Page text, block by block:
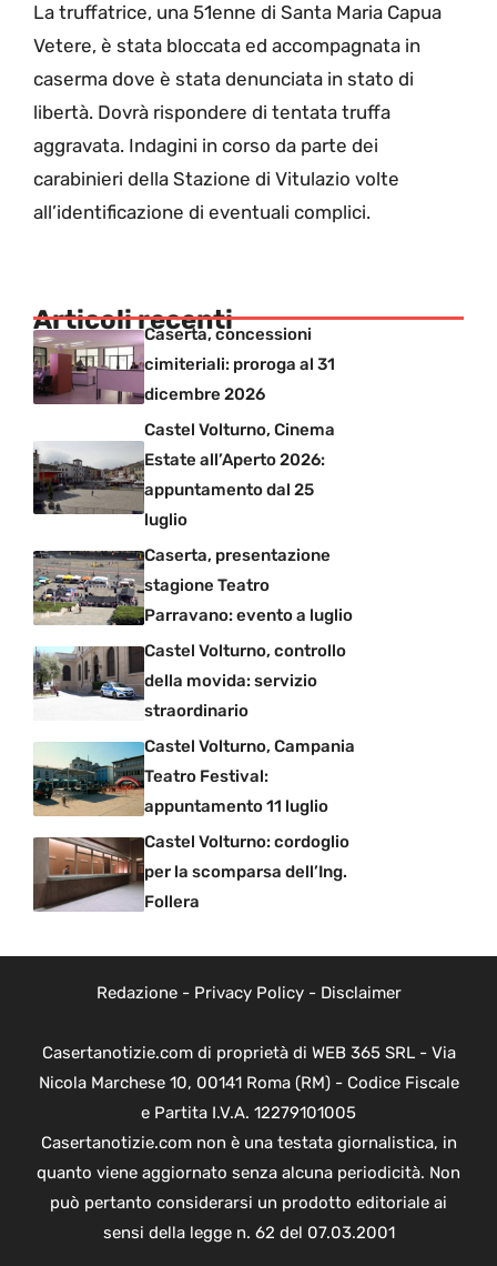
La truffatrice, una 51enne di Santa Maria Capua
Vetere, è stata bloccata ed accompagnata in
caserma dove è stata denunciata in stato di
libertà. Dovrà rispondere di tentata truffa
aggravata. Indagini in corso da parte dei
carabinieri della Stazione di Vitulazio volte
all’identificazione di eventuali complici.
Articoli recenti
Caserta, concessioni
cimiteriali: proroga al 31
dicembre 2026
Castel Volturno, Cinema
Estate all’Aperto 2026:
appuntamento dal 25
luglio
Caserta, presentazione
stagione Teatro
Parravano: evento a luglio
Castel Volturno, controllo
della movida: servizio
straordinario
Castel Volturno, Campania
Teatro Festival:
appuntamento 11 luglio
Castel Volturno: cordoglio
per la scomparsa dell’Ing.
Follera
Redazione- Privacy Policy- Disclaimer
Casertanotizie.com di proprietà di WEB 365 SRL - Via
Nicola Marchese 10, 00141 Roma (RM) - Codice Fiscale
e Partita I.V.A. 12279101005
Casertanotizie.com non è una testata giornalistica, in
quanto viene aggiornato senza alcuna periodicità. Non
può pertanto considerarsi un prodotto editoriale ai
sensi della legge n. 62 del 07.03.2001